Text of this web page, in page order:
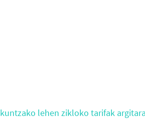
lehen zikloko tarifak